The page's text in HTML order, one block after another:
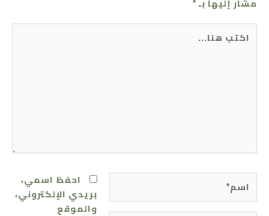
o
k
r
a
e
هنا...
احفظ اسمي،
بريدي الإلكتروني،
والموقع